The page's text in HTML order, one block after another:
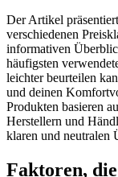
Der Artikel
verschiedenen
informativen
häufigsten
leichter beurteilen
und deinen
Produkten basieren
Herstellern und
klaren und neutralen
Faktoren,